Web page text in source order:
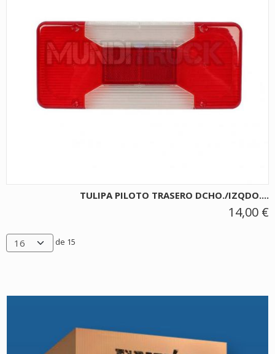
TULIPA PILOTO TRASERO DCHO./IZQDO....
14,00 €
de 15